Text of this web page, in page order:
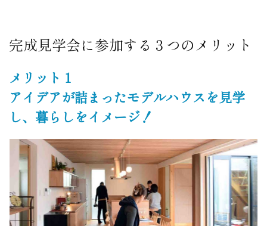
完成見学会に参加する３つのメリット
メリット１
アイデアが詰まったモデルハウスを見学
し、暮らしをイメージ！